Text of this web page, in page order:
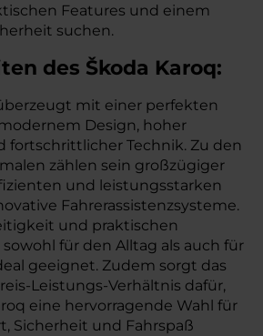
Features und einem
suchen.
des Škoda Karoq:
mit einer perfekten
Design, hoher
fortschrittlicher Technik. Zu den
zählen sein großzügiger
und leistungsstarken
Fahrerassistenzsysteme.
und praktischen
für den Alltag als auch für
geeignet. Zudem sorgt das
Leistungs-Verhältnis dafür,
eine hervorragende Wahl für
Sicherheit und Fahrspaß